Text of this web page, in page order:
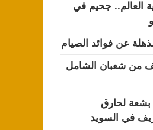
العالم.. جحيم في
عن فوائد الصيام
من شعبان الشامل
بشعة لحارق
في السويد